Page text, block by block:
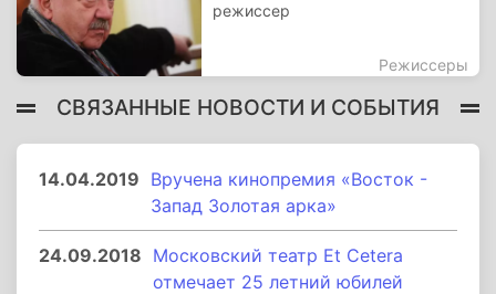
режиссер
Режиссеры
СВЯЗАННЫЕ НОВОСТИ И СОБЫТИЯ
14.04.2019 Вручена кинопремия «Восток -
Запад Золотая арка»
24.09.2018 Московский театр Et Cetera
отмечает 25 летний юбилей